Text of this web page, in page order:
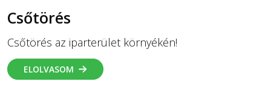
Csőtörés
Csőtörés az iparterület környékén!
ELOLVASOM